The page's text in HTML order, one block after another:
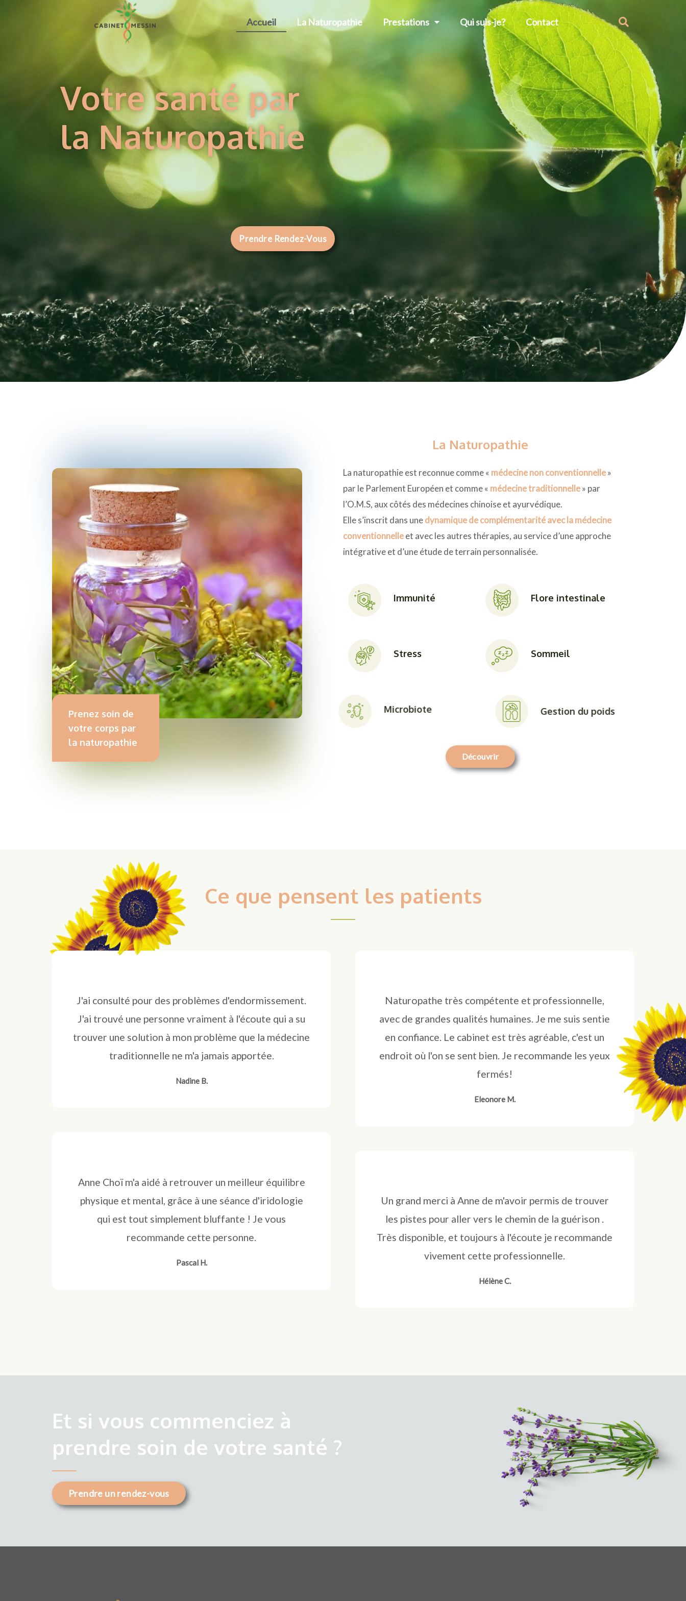
Accueil La Naturopathie Prestations Qui suis-je? Contact
Votre santé par
la Naturopathie
Prendre Rendez-Vous
Prenez soin de
votre corps par
la naturopathie
La Naturopathie
La naturopathie est reconnue comme « médecine non conventionnelle»
par le Parlement Européen et comme « médecine traditionnelle» par
l’O.M.S, aux côtés des médecines chinoise et ayurvédique.
Elle s’inscrit dans unedynamique de complémentarité avec la médecine
conventionnelleet avec les autres thérapies, au service d’une approche
intégrative et d’une étude de terrain personnalisée.
Immunité
Stress
Microbiote
Flore intestinale
Sommeil
Gestion du poids
Découvrir
Ce que pensent les patients
J'ai consulté pour des problèmes d'endormissement.
J'ai trouvé une personne vraiment à l'écoute qui a su
trouver une solution à mon problème que la médecine
traditionnelle ne m'a jamais apportée.
Nadine B.
Anne Choï m'a aidé à retrouver un meilleur équilibre
physique et mental, grâce à une séance d'iridologie
qui est tout simplement bluffante ! Je vous
recommande cette personne.
Pascal H.
Naturopathe très compétente et professionnelle,
avec de grandes qualités humaines. Je me suis sentie
en confiance. Le cabinet est très agréable, c'est un
endroit où l'on se sent bien. Je recommande les yeux
fermés!
Eleonore M.
Un grand merci à Anne de m'avoir permis de trouver
les pistes pour aller vers le chemin de la guérison .
Très disponible, et toujours à l'écoute je recommande
vivement cette professionnelle.
Hélène C.
Et si vous commenciez à
prendre soin de votre santé ?
Prendre un rendez-vous